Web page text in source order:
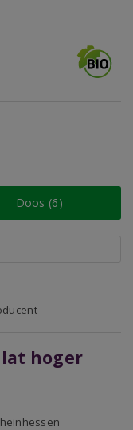
Doos (6)
hoger